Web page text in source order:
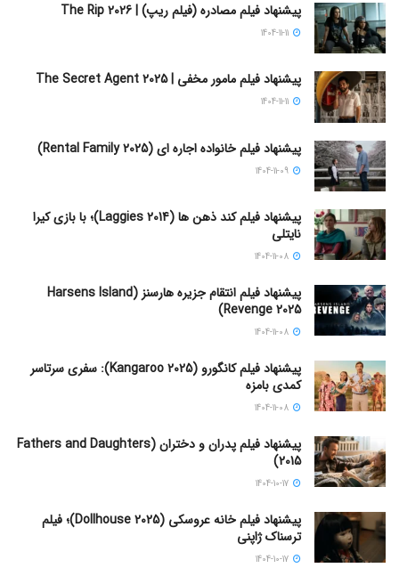
پیشنهاد فیلم مصادره (فیلم ریپ) | The Rip 2026
پیشنهاد فیلم مامور مخفی | The Secret Agent 2025
پیشنهاد فیلم خانواده اجاره‌ ای (Rental Family 2025)
پیشنهاد فیلم کند ذهن ها (Laggies 2014)؛ با بازی کیرا
نایتلی
پیشنهاد فیلم انتقام جزیره هارسنز (Harsens Island
Revenge 2025)
پیشنهاد فیلم کانگورو (Kangaroo 2025): سفری سرتاسر
کمدی بامزه
پیشنهاد فیلم پدران و دختران (Fathers and Daughters
2015)
پیشنهاد فیلم خانه عروسکی (Dollhouse 2025)؛ فیلم
ترسناک ژاپنی